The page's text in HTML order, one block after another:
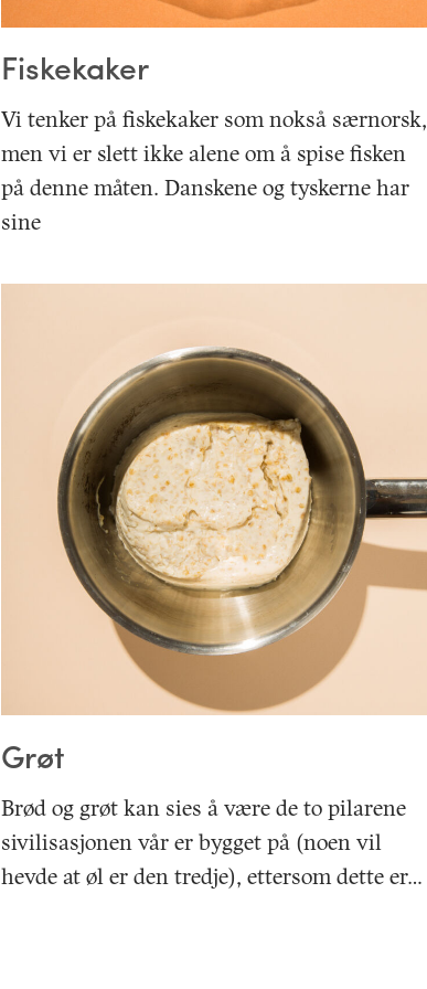
Fiskekaker
Vi tenker på fiskekaker som nokså særnorsk,
men vi er slett ikke alene om å spise fisken
på denne måten. Danskene og tyskerne har
sine
Grøt
Brød og grøt kan sies å være de to pilarene
sivilisasjonen vår er bygget på (noen vil
hevde at øl er den tredje), ettersom dette er…